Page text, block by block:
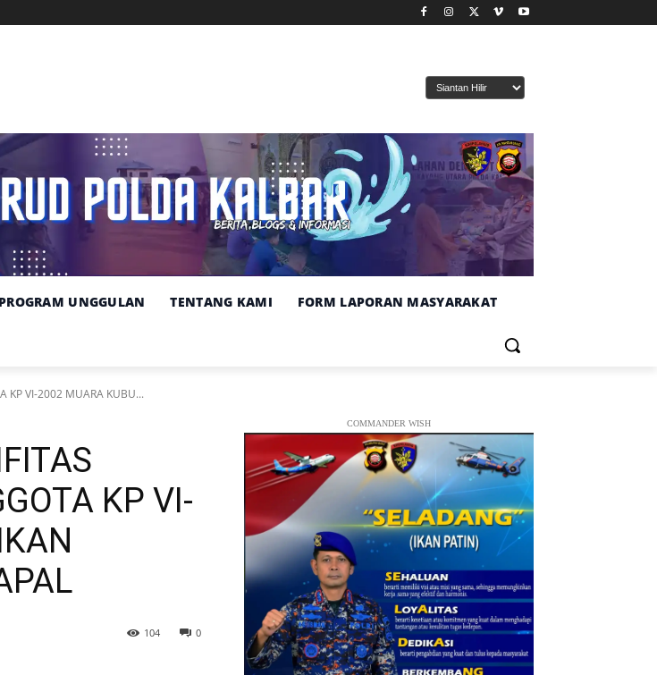
PROGRAM UNGGULAN TENTANG KAMI FORM LAPORAN MASYARAKAT
KP VI-2002 MUARA KUBU...
KP VI-
0
104
COMMANDER WISH